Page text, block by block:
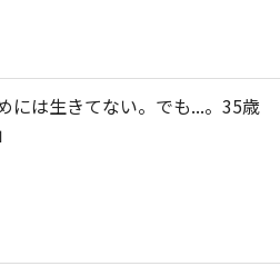
には生きてない。でも...。35歳